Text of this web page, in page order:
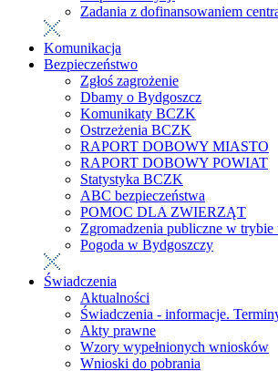
Zadania z dofinansowaniem
Komunikacja
Bezpieczeństwo
Zgłoś zagrożenie
Dbamy o Bydgoszcz
Komunikaty BCZK
Ostrzeżenia BCZK
RAPORT DOBOWY MIASTO
RAPORT DOBOWY POWIAT
Statystyka BCZK
ABC bezpieczeństwa
POMOC DLA ZWIERZĄT
Zgromadzenia publiczne w trybie
Pogoda w Bydgoszczy
Świadczenia
Aktualności
Świadczenia - informacje.
Akty prawne
Wzory wypełnionych wniosków
Wnioski do pobrania